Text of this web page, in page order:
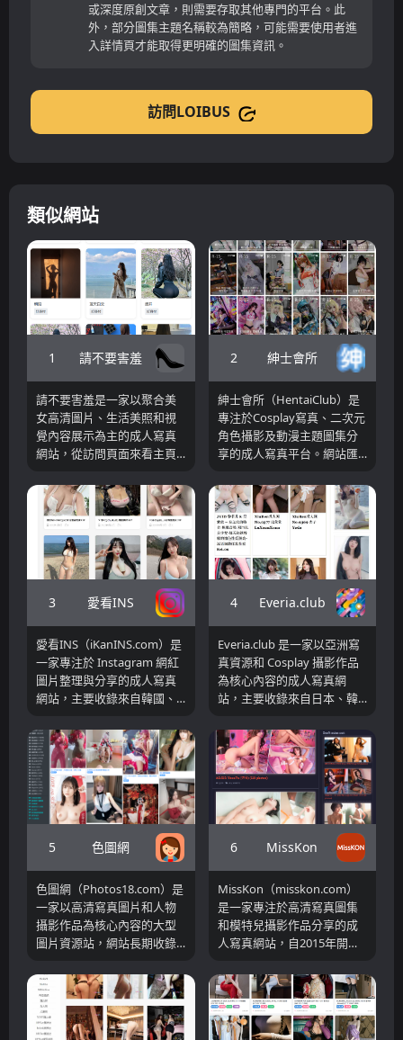
或深度原創文章，則需要存取其他專門的平台。此
外，部分圖集主題名稱較為簡略，可能需要使用者進
入詳情頁才能取得更明確的圖集資訊。
訪問LOIBUS
類似網站
1 請不要害羞
請不要害羞是一家以聚合美
女高清圖片、生活美照和視
覺內容展示為主的成人寫真
網站，從訪問頁面來看主頁
入口，以“貴在真實”“美腿”
“好身材”“歐美”等關鍵字聚集
各類圖片資源，用戶進入網
站可以通過不同主題標籤快
速瀏覽不同風格的照片資
源。由於網站主要透過聚合
形式展示靜態圖片，且沒有
明顯的複雜互動或影片播放
影像內容或尋找高清美圖合
集的入口，而不是大型影片
播放平台。同時該網站自建
網域較早存在，自身頁面結
接觀看到各類視覺內容入口
和熱點板塊，讓訪客快速開
始瀏覽心儀的照片總表。
2 紳士會所
紳士會所（HentaiClub）是
專注於Cosplay寫真、二次元
角色攝影及動漫主題圖集分
享的成人寫真平台。網站匯
還原攝影、遊戲角色寫真以
及各類高清圖集資源，並依
照不同年齡分區、標籤和主
題進行分類整理。使用者可
透過分類導航快速瀏覽最新
更新的圖集內容，也可透過
搜尋功能找到特定角色、攝
3 愛看INS
愛看INS（iKanINS.com）是
一家專注於 Instagram 網紅
圖片整理與分享的成人寫真
網站，主要收錄來自韓國、
及歐美地區的人氣模特兒、
主播、網紅部落客等公開圖
片資源。平台以高畫質圖集
形式展示內容，透過整理不
同帳號的照片集，提供使用
者集中瀏覽和收藏參考的管
道。
4 Everia.club
Everia.club 是一家以亞洲寫
真資源和 Cosplay 攝影作品
為核心內容的成人寫真網
站，主要收錄來自日本、韓
人氣模特兒寫真和角色扮演
攝影作品。網站採用簡潔直
覺的圖庫展示模式，使用者
進入首頁後即可瀏覽最新更
新的圖集內容，同時透過頂
部導覽快速切換不同國家和
分類專區。
5 色圖網
色圖網（Photos18.com）是
一家以高清寫真圖片和人物
攝影作品為核心內容的大型
圖片資源站，網站長期收錄
以及各類高清圖片資源。從
公開數據來看，平台擁有較
高的收錄規模和穩定的訪問
流量，在寫真圖片領域具有
6 MissKon
MissKon（misskon.com）
是一家專注於高清寫真圖集
和模特兒攝影作品分享的成
人寫真網站，自2015年開始
日本、韓國以及東南亞地區
的高品質寫真資源。根據網
站公開介紹，平台主要以免
費分享圖片和影片內容為核